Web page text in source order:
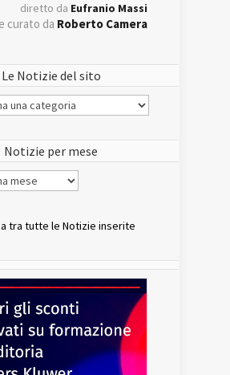
diretto da Eufranio Massi
curato da Roberto Camera
Le Notizie del sito
Notizie per mese
tra tutte le Notizie inserite